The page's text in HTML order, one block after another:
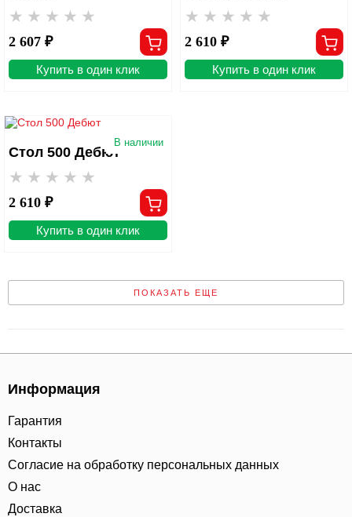
2 607 ₽
Купить в один клик
2 610 ₽
Купить в один клик
В наличии
Стол 500 Дебют
2 610 ₽
Купить в один клик
ПОКАЗАТЬ ЕЩЕ
Информация
Гарантия
Контакты
Согласие на обработку персональных данных
О нас
Доставка